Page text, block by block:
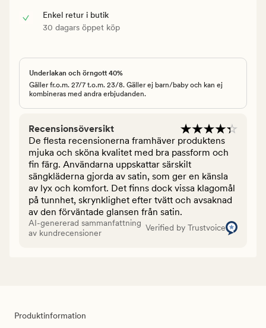
Enkel retur i butik
30 dagars öppet köp
Underlakan och örngott 40%
Gäller fr.o.m. 27/7 t.o.m. 23/8. Gäller ej barn/baby och kan ej
kombineras med andra erbjudanden.
Recensionsöversikt
De flesta recensionerna framhäver produktens
mjuka och sköna kvalitet med bra passform och
fin färg. Användarna uppskattar särskilt
sängkläderna gjorda av satin, som ger en känsla
av lyx och komfort. Det finns dock vissa klagomål
på tunnhet, skrynklighet efter tvätt och avsaknad
av den förväntade glansen från satin.
AI-genererad sammanfattning
av kundrecensioner
Verified by Trustvoice
Produktinformation